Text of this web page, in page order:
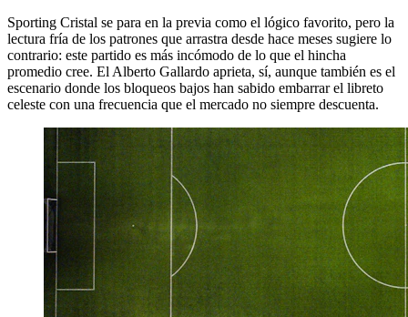
Sporting Cristal se para en la previa como el lógico favorito, pero la
lectura fría de los patrones que arrastra desde hace meses sugiere lo
contrario: este partido es más incómodo de lo que el hincha
promedio cree. El Alberto Gallardo aprieta, sí, aunque también es el
escenario donde los bloqueos bajos han sabido embarrar el libreto
celeste con una frecuencia que el mercado no siempre descuenta.